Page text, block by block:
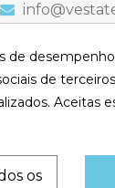
España
Bulevard dels
España
9:00 a 15:30
de
de
Aceitas
os